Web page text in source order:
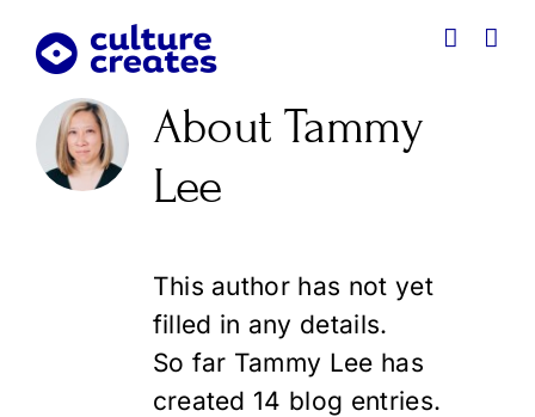
content
About Tammy
Lee
This author has not yet
filled in any details.
So far Tammy Lee has
created 14 blog entries.